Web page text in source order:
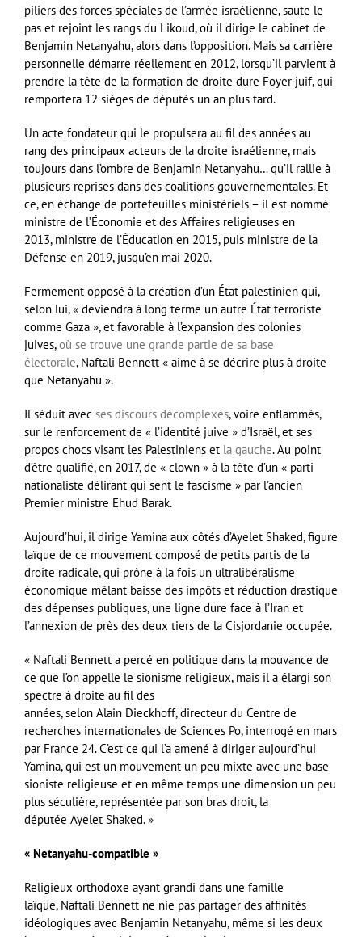
piliers des forces spéciales de l’armée israélienne, saute le
pas et rejoint les rangs du Likoud, où il dirige le cabinet de
Benjamin Netanyahu, alors dans l’opposition. Mais sa carrière
personnelle démarre réellement en 2012, lorsqu’il parvient à
prendre la tête de la formation de droite dure Foyer juif, qui
remportera 12 sièges de députés un an plus tard.
Un acte fondateur qui le propulsera au fil des années au
rang des principaux acteurs de la droite israélienne, mais
toujours dans l’ombre de Benjamin Netanyahu… qu’il rallie à
plusieurs reprises dans des coalitions gouvernementales. Et
ce, en échange de portefeuilles ministériels – il est nommé
ministre de l’Économie et des Affaires religieuses en
2013, ministre de l’Éducation en 2015, puis ministre de la
Défense en 2019, jusqu’en mai 2020.
Fermement opposé à la création d’un État palestinien qui,
selon lui, « deviendra à long terme un autre État terroriste
comme Gaza », et favorable à l’expansion des colonies
juives,où se trouve une grande partie de sa base
électorale, Naftali Bennett « aime à se décrire plus à droite
que Netanyahu ».
Il séduit avec ses discours décomplexés, voire enflammés,
sur le renforcement de « l’identité juive » d’Israël, et ses
propos chocs visant les Palestiniens et la gauche. Au point
d’être qualifié, en 2017, de « clown » à la tête d’un « parti
nationaliste délirant qui sent le fascisme » par l’ancien
Premier ministre Ehud Barak.
Aujourd’hui, il dirige Yamina aux côtés d’Ayelet Shaked, figure
laïque de ce mouvement composé de petits partis de la
droite radicale, qui prône à la fois un ultralibéralisme
économique mêlant baisse des impôts et réduction drastique
des dépenses publiques, une ligne dure face à l’Iran et
l’annexion de près des deux tiers de la Cisjordanie occupée.
« Naftali Bennett a percé en politique dans la mouvance de
ce que l’on appelle le sionisme religieux, mais il a élargi son
spectre à droite au fil des
années, selon Alain Dieckhoff, directeur du Centre de
recherches internationales de Sciences Po, interrogé en mars
par France 24. C’est ce qui l’a amené à diriger aujourd’hui
Yamina, qui est un mouvement un peu mixte avec une base
sioniste religieuse et en même temps une dimension un peu
plus séculière, représentée par son bras droit, la
députée Ayelet Shaked. »
« Netanyahu-compatible »
Religieux orthodoxe ayant grandi dans une famille
laïque, Naftali Bennett ne nie pas partager des affinités
idéologiques avec Benjamin Netanyahu, même si les deux